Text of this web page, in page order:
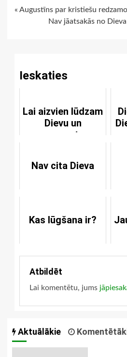
Continue
« Augustīns par kristiešu
Nav jāatsakās no
Ieskaties
Lai aizvien lūdzam
Dievu un
nepagurstam
Nav cita Dieva
Kas lūgšana ir?
Atbildēt
Lai komentētu, jums
Aktuālākie